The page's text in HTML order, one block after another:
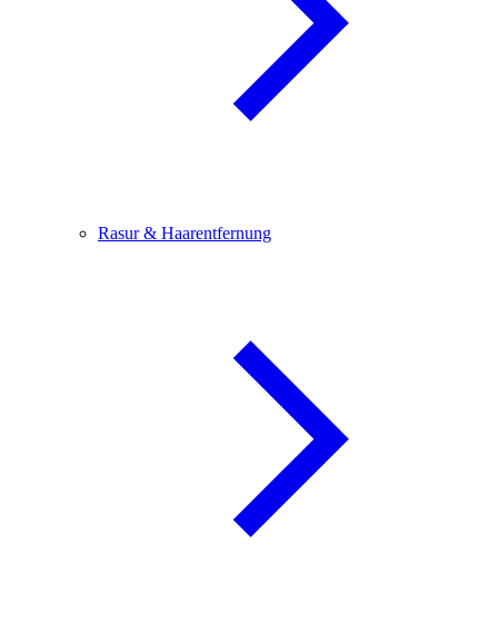
Rasur & Haarentfernung